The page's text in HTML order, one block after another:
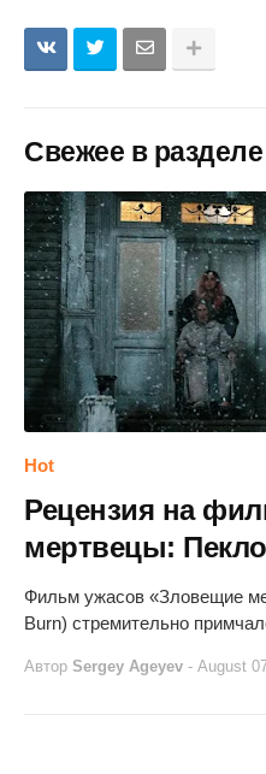
Свежее в разделе
Hot
Рецензия на
мертвецы:
Фильм ужасов «Зловещие
Burn) стремительно
Автор Sergey Ageyev - August